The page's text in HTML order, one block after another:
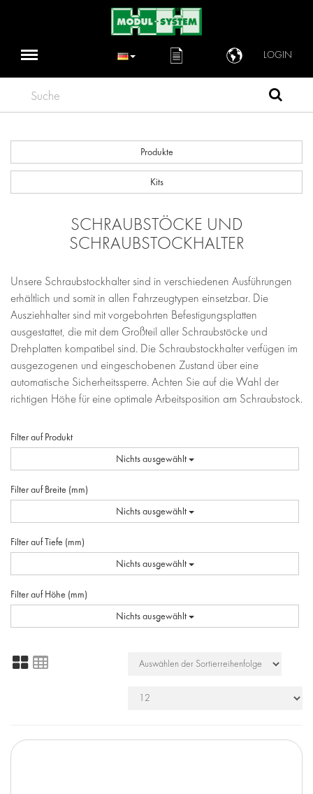
LOGIN
Suche
Produkte
Kits
SCHRAUBSTÖCKE UND
SCHRAUBSTOCKHALTER
Unsere Schraubstockhalter sind in verschiedenen Ausführungen
erhältlich und somit in allen Fahrzeugtypen einsetzbar. Die
Ausziehhalter sind mit vorgebohrten Befestigungsplatten
ausgestattet, die mit dem Großteil aller Schraubstöcke und
Drehplatten kompatibel sind. Die Schraubstockhalter verfügen im
ausgezogenen und eingeschobenen Zustand über eine
automatische Sicherheitssperre. Achten Sie auf die Wahl der
richtigen Höhe für eine optimale Arbeitsposition am Schraubstock.
Filter auf Produkt
Nichts ausgewählt
Filter auf Breite (mm)
Nichts ausgewählt
Filter auf Tiefe (mm)
Nichts ausgewählt
Filter auf Höhe (mm)
Nichts ausgewählt